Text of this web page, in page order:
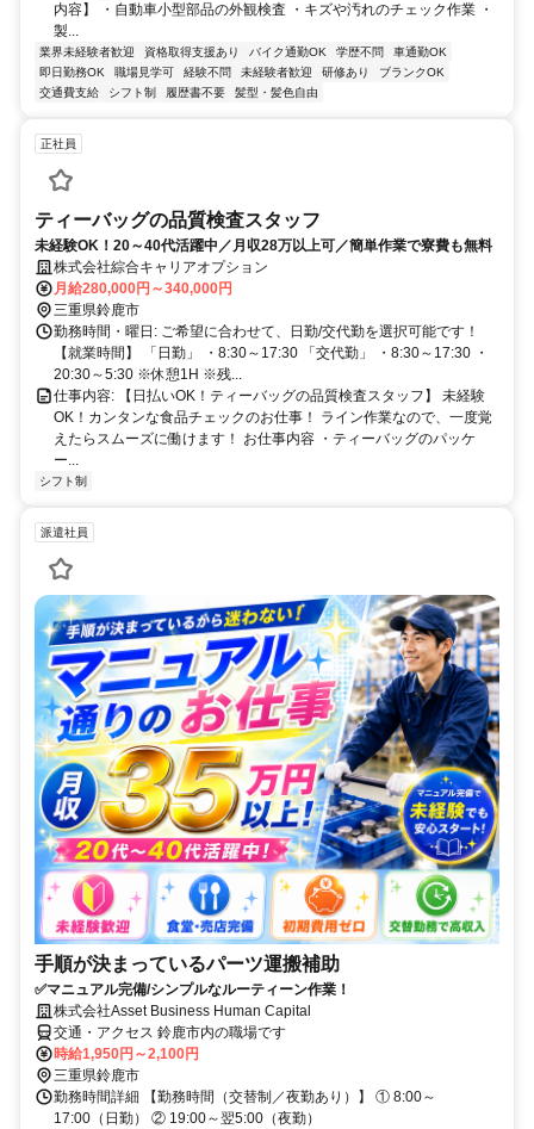
内容】 ・自動車小型部品の外観検査 ・キズや汚れのチェック作業 ・
製...
業界未経験者歓迎 資格取得支援あり バイク通勤OK 学歴不問
車通勤OK
即日勤務OK
職場見学可 経験不問 未経験者歓迎 研修あり
ブランクOK
交通費支給
シフト制 履歴書不要 髪型・髪色自由
正社員
ティーバッグの品質検査スタッフ
未経験OK！20～40代活躍中／月収28万以上可／簡単作業で寮費も無料
株式会社綜合キャリアオプション
月給280,000円～340,000円
三重県鈴鹿市
勤務時間・曜日: ご希望に合わせて、日勤/交代勤を選択可能です！
【就業時間】 「日勤」 ・8:30～17:30 「交代勤」 ・8:30～17:30 ・
20:30～5:30 ※休憩1H ※残...
仕事内容: 【日払いOK！ティーバッグの品質検査スタッフ】 未経験
OK！カンタンな食品チェックのお仕事！ ライン作業なので、一度覚
えたらスムーズに働けます！ お仕事内容 ・ティーバッグのパッケ
ー...
シフト制
派遣社員
手順が決まっているパーツ運搬補助
✅マニュアル完備/シンプルなルーティーン作業！
株式会社Asset Business Human Capital
交通・アクセス 鈴鹿市内の職場です
時給1,950円～2,100円
三重県鈴鹿市
勤務時間詳細 【勤務時間（交替制／夜勤あり）】 ① 8:00～
17:00（日勤） ② 19:00～翌5:00（夜勤）